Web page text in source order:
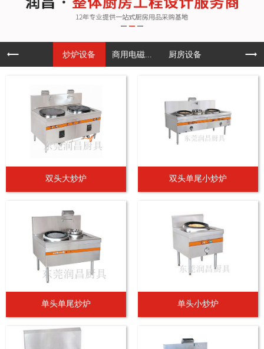
炒炉设备 商用电磁... 厨房设备
双头大炒炉 双头单尾小炒炉
单头单尾炒炉 单头小炒炉